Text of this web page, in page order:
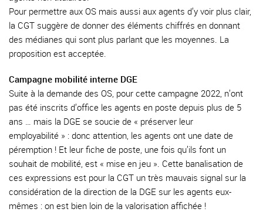
Pour permettre aux OS mais aussi aux agents d’y voir plus clair,
la CGT suggère de donner des éléments chiffrés en donnant
des médianes qui sont plus parlant que les moyennes. La
proposition est acceptée.
Campagne mobilité interne DGE
Suite à la demande des OS, pour cette campagne 2022, n’ont
pas été inscrits d’office les agents en poste depuis plus de 5
ans … mais la DGE se soucie de « préserver leur
employabilité » : donc attention, les agents ont une date de
péremption ! Et leur fiche de poste, une fois qu’ils font un
souhait de mobilité, est « mise en jeu ». Cette banalisation de
ces expressions est pour la CGT un très mauvais signal sur la
considération de la direction de la DGE sur les agents eux-
mêmes : on est bien loin de la valorisation affichée !